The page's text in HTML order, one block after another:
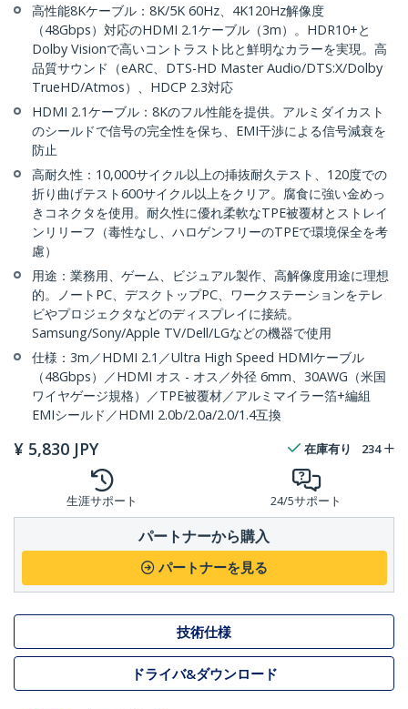
高性能8Kケーブル：8K/5K 60Hz、4K120Hz解像度
（48Gbps）対応のHDMI 2.1ケーブル（3m）。HDR10+と
Dolby Visionで高いコントラスト比と鮮明なカラーを実現。高
品質サウンド（eARC、DTS-HD Master Audio/DTS:X/Dolby
TrueHD/Atmos）、HDCP 2.3対応
HDMI 2.1ケーブル：8Kのフル性能を提供。アルミダイカスト
のシールドで信号の完全性を保ち、EMI干渉による信号減衰を
防止
高耐久性：10,000サイクル以上の挿抜耐久テスト、120度での
折り曲げテスト600サイクル以上をクリア。腐食に強い金めっ
きコネクタを使用。耐久性に優れ柔軟なTPE被覆材とストレイ
ンリリーフ（毒性なし、ハロゲンフリーのTPEで環境保全を考
慮）
用途：業務用、ゲーム、ビジュアル製作、高解像度用途に理想
的。ノートPC、デスクトップPC、ワークステーションをテレ
ビやプロジェクタなどのディスプレイに接続。
Samsung/Sony/Apple TV/Dell/LGなどの機器で使用
仕様：3m／HDMI 2.1／Ultra High Speed HDMIケーブル
（48Gbps）／HDMI オス - オス／外径 6mm、30AWG（米国
ワイヤゲージ規格）／TPE被覆材／アルミマイラー箔+編組
EMIシールド／HDMI 2.0b/2.0a/2.0/1.4互換
¥ 5,830 JPY 在庫有り 234
生涯サポート 24/5サポート
パートナーから購入
パートナーを見る
技術仕様
ドライバ&ダウンロード